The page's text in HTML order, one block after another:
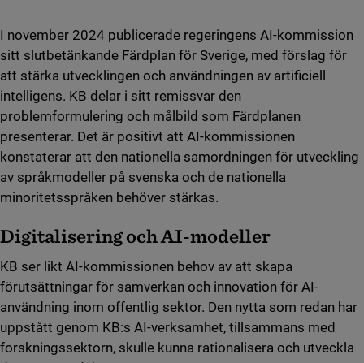
I november 2024 publicerade regeringens AI-kommission
sitt slutbetänkande Färdplan för Sverige, med förslag för
att stärka utvecklingen och användningen av artificiell
intelligens. KB delar i sitt remissvar den
problemformulering och målbild som Färdplanen
presenterar. Det är positivt att AI-kommissionen
konstaterar att den nationella samordningen för utveckling
av språkmodeller på svenska och de nationella
minoritetsspråken behöver stärkas.
Digitalisering och AI-modeller
KB ser likt AI-kommissionen behov av att skapa
förutsättningar för samverkan och innovation för AI-
användning inom offentlig sektor. Den nytta som redan har
uppstått genom KB:s AI-verksamhet, tillsammans med
forskningssektorn, skulle kunna rationalisera och utveckla